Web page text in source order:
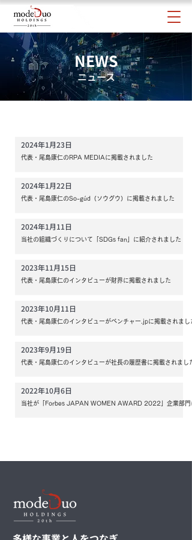
NEWS
ニュース
2024年1月23日
代表・尾島康仁のRPA MEDIAに掲載されました
2024年1月22日
代表・尾島康仁のSo-gúd（ソウグウ）に掲載されました
2024年1月11日
当社の組織づくりについて「SDGs fan」に紹介されました
2023年11月15日
代表・尾島康仁のインタビューが財界に掲載されました
2023年10月11日
代表・尾島康仁のインタビューがベンチャー.jpに掲載されまし
2023年9月19日
代表・尾島康仁のインタビューが社長の履歴書に掲載されました
2022年10月6日
当社が「Forbes JAPAN WOMEN AWARD 2022」企業部門